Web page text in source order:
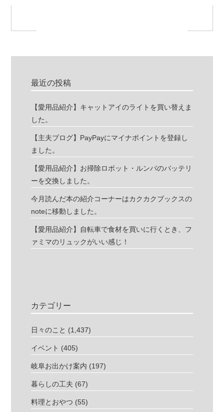
最近の投稿
【愛用品紹介】キャットアイのライトを買い替えま
した。
【主夫ブログ】PayPayにマイナポイントを登録し
ました。
【愛用品紹介】お掃除ロボット・ルンバのバッテリ
ーを交換しました。
今月読んだ本の紹介コーナーはカクカクブックスの
noteに移動しました。
【愛用品紹介】自転車で食材を買いに行くとき、フ
ァミマのリュックがいい感じ！
カテゴリー
日々のこと (1,437)
イベント (405)
岐阜お出かけ案内 (197)
暮らしの工夫 (67)
料理とおやつ (55)